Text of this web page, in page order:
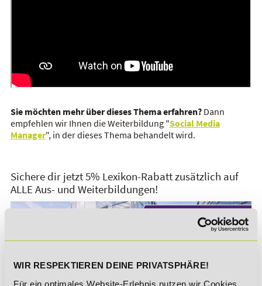
WIR RESPEKTIEREN DEINE PRIVATSPHÄRE!
Für ein optimales Website-Erlebnis nutzen wir Cookies
Sie möchten mehr über dieses Thema erfahren? Dann
empfehlen wir Ihnen die Weiterbildung "Social Media
Manager", in der dieses Thema behandelt wird.
Sichere dir jetzt 5% Lexikon-Rabatt zusätzlich auf
ALLE Aus- und Weiterbildungen!
*Der Rabattcode "NEUGIER5" ist mit weiteren Rabatten